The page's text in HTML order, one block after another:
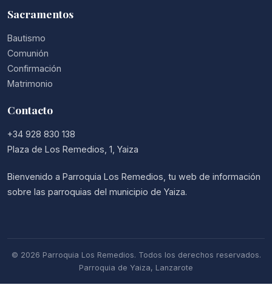
Sacramentos
Bautismo
Comunión
Confirmación
Matrimonio
Contacto
+34 928 830 138
Plaza de Los Remedios, 1, Yaiza
Bienvenido a Parroquia Los Remedios, tu web de información
sobre las parroquias del municipio de Yaiza.
© 2026 Parroquia Los Remedios. Todos los derechos reservados.
Parroquia de Yaiza, Lanzarote